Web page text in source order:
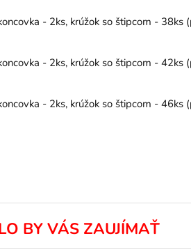
- 2ks, krúžok so štipcom -
- 2ks, krúžok so štipcom -
- 2ks, krúžok so štipcom -
BY VÁS ZAUJÍMAŤ